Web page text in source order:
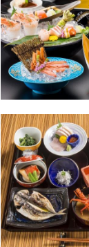
・アロマトリート
・客室冷蔵庫内フ
・ネスプレッソコ
■季一遊オリジナ
□くつろぎのお部
■離れ館専用食事
当プランはご夕食
窓いっぱいに緑が
※食事処は禁煙と
※旬のありかは未